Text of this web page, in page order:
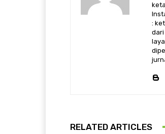
:
dari
RELATED ARTICLES